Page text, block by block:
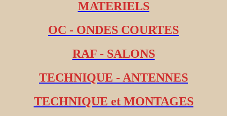
MATERIELS
OC - ONDES COURTES
RAF - SALONS
TECHNIQUE - ANTENNES
TECHNIQUE et MONTAGES